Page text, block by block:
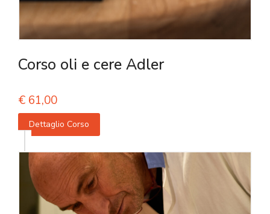
Corso oli e cere Adler
€ 61,00
Dettaglio Corso